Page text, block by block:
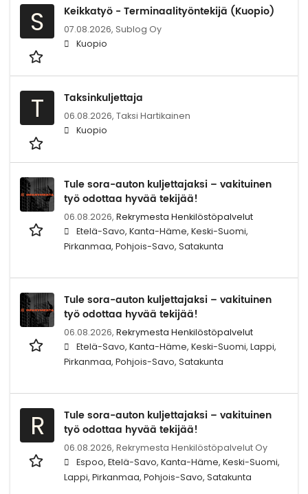
S Keikkatyö - Terminaalityöntekijä (Kuopio)
07.08.2026, Sublog Oy
Kuopio
T Taksinkuljettaja
06.08.2026, Taksi Hartikainen
Kuopio
Tule sora-auton kuljettajaksi – vakituinen
työ odottaa hyvää tekijää!
06.08.2026, Rekrymesta Henkilöstöpalvelut
Etelä-Savo, Kanta-Häme, Keski-Suomi,
Pirkanmaa, Pohjois-Savo, Satakunta
Tule sora-auton kuljettajaksi – vakituinen
työ odottaa hyvää tekijää!
06.08.2026, Rekrymesta Henkilöstöpalvelut
Etelä-Savo, Kanta-Häme, Keski-Suomi, Lappi,
Pirkanmaa, Pohjois-Savo, Satakunta
R
Tule sora-auton kuljettajaksi – vakituinen
työ odottaa hyvää tekijää!
06.08.2026, Rekrymesta Henkilöstöpalvelut Oy
Espoo, Etelä-Savo, Kanta-Häme, Keski-Suomi,
Lappi, Pirkanmaa, Pohjois-Savo, Satakunta